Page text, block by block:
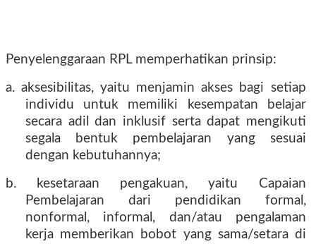
Penyelenggaraan RPL memperhatikan prinsip:
a. aksesibilitas, yaitu menjamin akses bagi setiap
individu untuk memiliki kesempatan belajar
secara adil dan inklusif serta dapat mengikuti
segala bentuk pembelajaran yang sesuai
dengan kebutuhannya;
b. kesetaraan pengakuan, yaitu Capaian
Pembelajaran dari pendidikan formal,
nonformal, informal, dan/atau pengalaman
kerja memberikan bobot yang sama/setara di